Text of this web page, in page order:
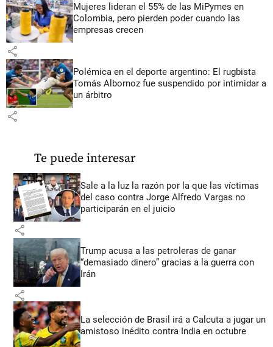
Mujeres lideran el 55% de las MiPymes en
Colombia, pero pierden poder cuando las
empresas crecen
share
Polémica en el deporte argentino: El rugbista
Tomás Albornoz fue suspendido por intimidar a
un árbitro
share
Te puede interesar
Sale a la luz la razón por la que las víctimas
del caso contra Jorge Alfredo Vargas no
participarán en el juicio
share
Trump acusa a las petroleras de ganar
“demasiado dinero” gracias a la guerra con
Irán
share
La selección de Brasil irá a Calcuta a jugar un
amistoso inédito contra India en octubre